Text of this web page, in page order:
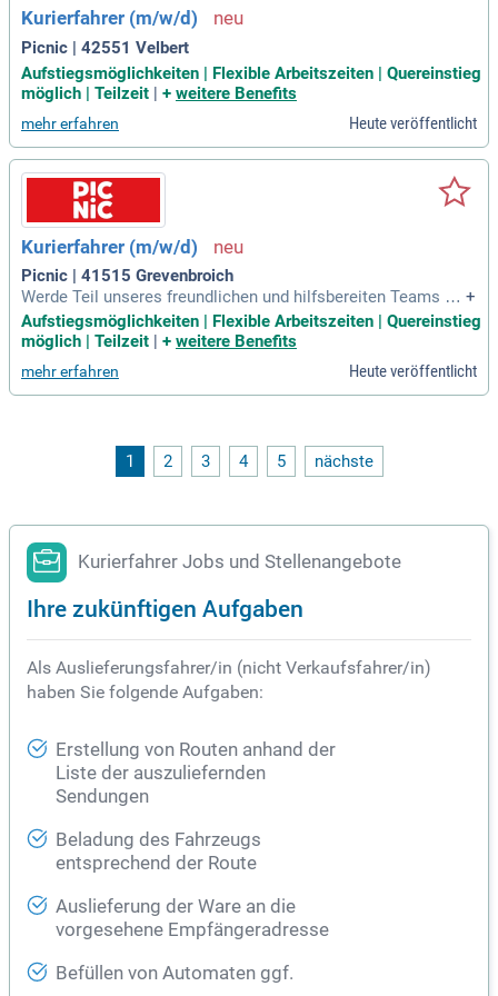
eit und Teamgeist. Werde Teil unseres engagierten Teams u
nd erlebe die Freude an der Arbeit im Transportwesen!
Kurierfahrer (m/w/d)
Picnic | 42551 Velbert
Aufstiegsmöglichkeiten | Flexible Arbeitszeiten | Quereinstieg
möglich | Teilzeit | + weitere Benefits
mehr erfahren Heute veröffentlicht
Kurierfahrer (m/w/d)
Picnic | 41515 Grevenbroich
Werde Teil unseres freundlichen und hilfsbereiten Teams al
s Picnic-Flitzer! Du kannst flexibel arbeiten und deine Einsat
zzeiten selbst bestimmen, was diesen Nebenjob perfekt für
Studierende macht. Voraussetzungen sind ein Führerschein
der Klasse B sowie ein sicherer Fahrstil. Wir bieten dir ein ü
berdurchschnittliches Gehalt, Trinkgeld sowie spannende A
Bringe deine positive Energie und Begeisterung mit, um den
Unterschied zu machen!
+
Aufstiegsmöglichkeiten | Flexible Arbeitszeiten | Quereinstieg
möglich | Teilzeit | + weitere Benefits
mehr erfahren Heute veröffentlicht
1 2 3 4 5 nächste
Kurierfahrer Jobs und Stellenangebote
Ihre zukünftigen Aufgaben
Als Auslieferungsfahrer/in (nicht Verkaufsfahrer/in)
haben Sie folgende Aufgaben:
Erstellung von Routen anhand der
Liste der auszuliefernden
Sendungen
Beladung des Fahrzeugs
entsprechend der Route
Auslieferung der Ware an die
vorgesehene Empfängeradresse
Befüllen von Automaten ggf.